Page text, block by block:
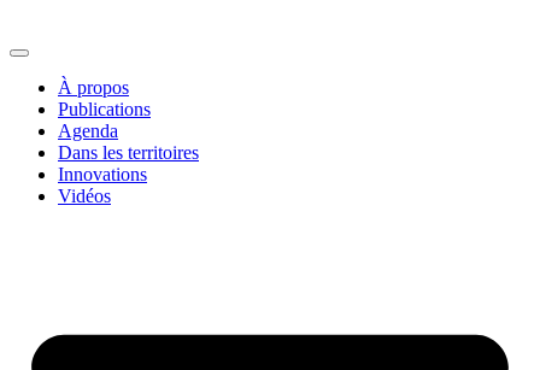
À propos
Publications
Agenda
Dans les territoires
Innovations
Vidéos